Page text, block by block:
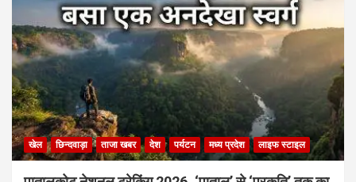
खेल छिन्दवाड़ा ताजा खबर देश पर्यटन मध्य प्रदेश लाइफ स्टाइल